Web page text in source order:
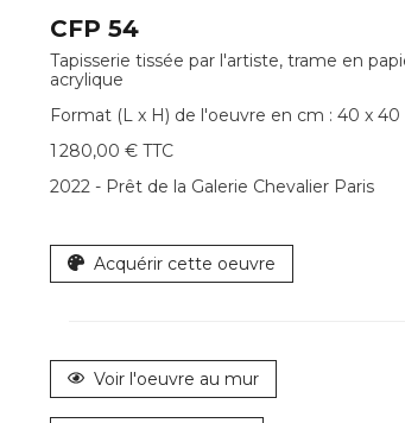
CFP 54
Tapisserie tissée par l'artiste, trame en
acrylique
Format (L x H) de l'oeuvre en cm : 40 x 40
1 280,00 € TTC
2022 - Prêt de la Galerie Chevalier Paris
Acquérir cette oeuvre
Voir l'oeuvre au mur